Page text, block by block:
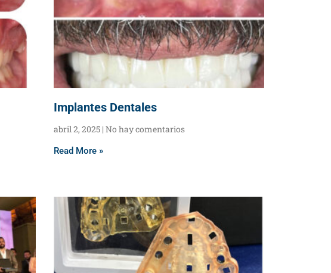
Implantes Dentales
abril 2, 2025 No hay comentarios
Read More »